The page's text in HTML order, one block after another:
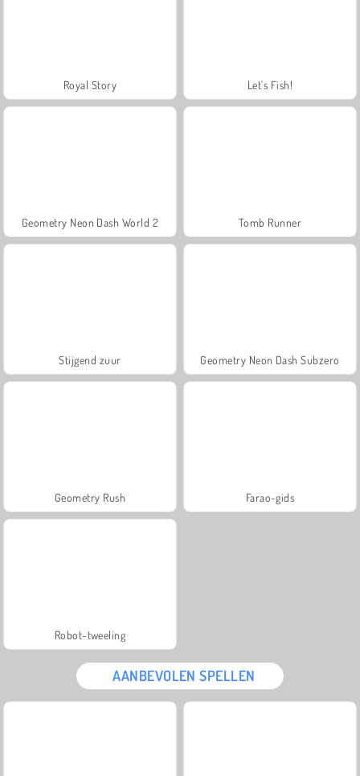
Royal Story Let's Fish!
Geometry Neon Dash World 2 Tomb Runner
Stijgend zuur Geometry Neon Dash Subzero
Geometry Rush Farao-gids
Robot-tweeling
AANBEVOLEN SPELLEN